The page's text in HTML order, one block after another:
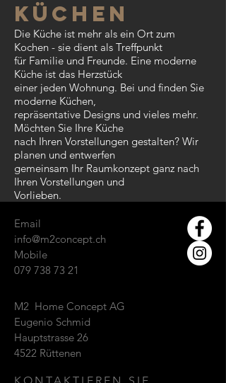
Küchen
Die Küche ist mehr als ein Ort zum
Kochen - sie dient als Treffpunkt
für Familie und Freunde. Eine moderne
Küche ist das Herzstück
einer jeden Wohnung. Bei und finden Sie
moderne Küchen,
repräsentative Designs und vieles mehr.
Möchten Sie Ihre Küche
nach Ihren Vorstellungen gestalten? Wir
planen und entwerfen
gemeinsam Ihr Raumkonzept ganz nach
Ihren Vorstellungen und
Vorlieben.
Email
info@m2concept.ch
Mobile
079 738 73 21
M2 Home Concept AG
Eugenio Schmid
Hauptstrasse 26
4522 Rüttenen